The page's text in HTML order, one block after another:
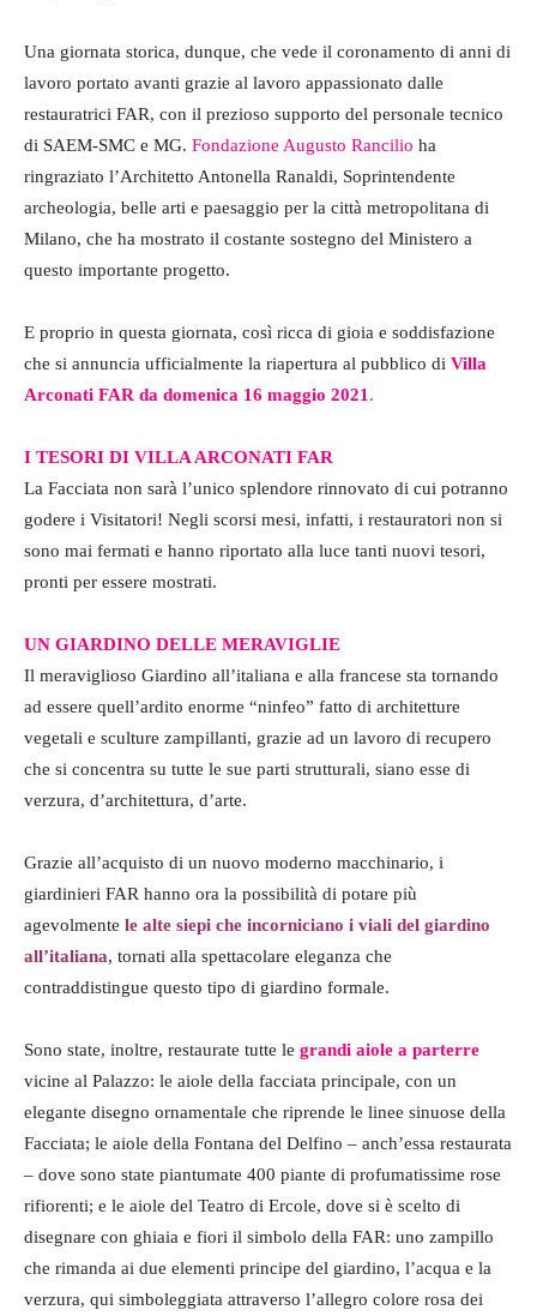
Una giornata storica, dunque, che vede il coronamento di anni di
lavoro portato avanti grazie al lavoro appassionato dalle
restauratrici FAR, con il prezioso supporto del personale tecnico
di SAEM-SMC e MG. Fondazione Augusto Rancilio ha
ringraziato l’Architetto Antonella Ranaldi, Soprintendente
archeologia, belle arti e paesaggio per la città metropolitana di
Milano, che ha mostrato il costante sostegno del Ministero a
questo importante progetto.
E proprio in questa giornata, così ricca di gioia e soddisfazione
che si annuncia ufficialmente la riapertura al pubblico di Villa
Arconati FAR da domenica 16 maggio 2021 .
I TESORI DI VILLA ARCONATI FAR
La Facciata non sarà l’unico splendore rinnovato di cui potranno
godere i Visitatori! Negli scorsi mesi, infatti, i restauratori non si
sono mai fermati e hanno riportato alla luce tanti nuovi tesori,
pronti per essere mostrati.
UN GIARDINO DELLE MERAVIGLIE
Il meraviglioso Giardino all’italiana e alla francese sta tornando
ad essere quell’ardito enorme “ninfeo” fatto di architetture
vegetali e sculture zampillanti, grazie ad un lavoro di recupero
che si concentra su tutte le sue parti strutturali, siano esse di
verzura, d’architettura, d’arte.
Grazie all’acquisto di un nuovo moderno macchinario, i
giardinieri FAR hanno ora la possibilità di potare più
agevolmente le alte siepi che incorniciano i viali del giardino
all’italiana, tornati alla spettacolare eleganza che
contraddistingue questo tipo di giardino formale.
Sono state, inoltre, restaurate tutte le grandi aiole a parterre
vicine al Palazzo: le aiole della facciata principale, con un
elegante disegno ornamentale che riprende le linee sinuose della
Facciata; le aiole della Fontana del Delfino – anch’essa restaurata
– dove sono state piantumate 400 piante di profumatissime rose
rifiorenti; e le aiole del Teatro di Ercole, dove si è scelto di
disegnare con ghiaia e fiori il simbolo della FAR: uno zampillo
che rimanda ai due elementi principe del giardino, l’acqua e la
verzura, qui simboleggiata attraverso l’allegro colore rosa dei